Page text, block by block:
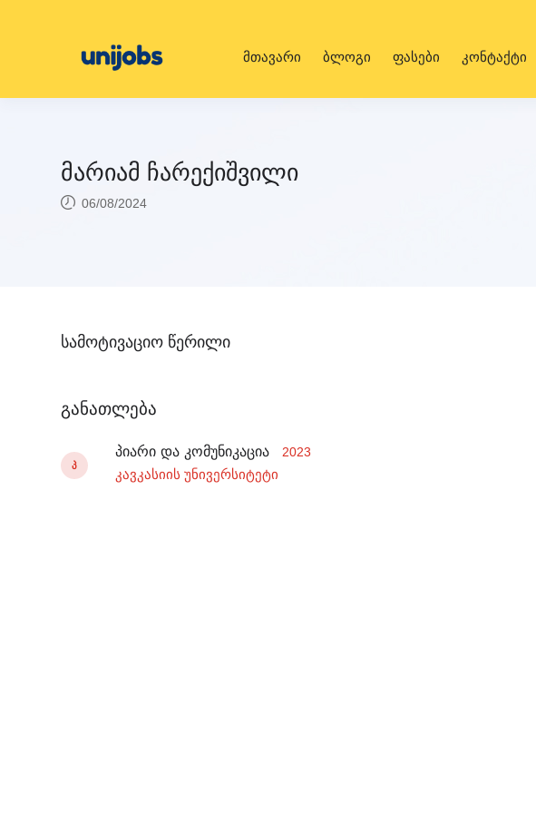
მთავარი ბლოგი ფასები კონტაქტი
მარიამ ჩარექიშვილი
06/08/2024
სამოტივაციო წერილი
განათლება
Პ
პიარი და კომუნიკაცია 2023
კავკასიის უნივერსიტეტი